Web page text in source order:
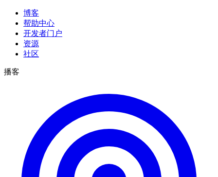
博客
帮助中心
开发者门户
资源
社区
播客